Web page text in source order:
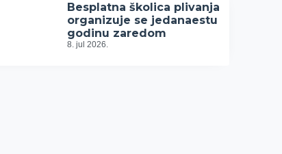
Besplatna školica plivanja
organizuje se jedanaestu
godinu zaredom
8. jul 2026.